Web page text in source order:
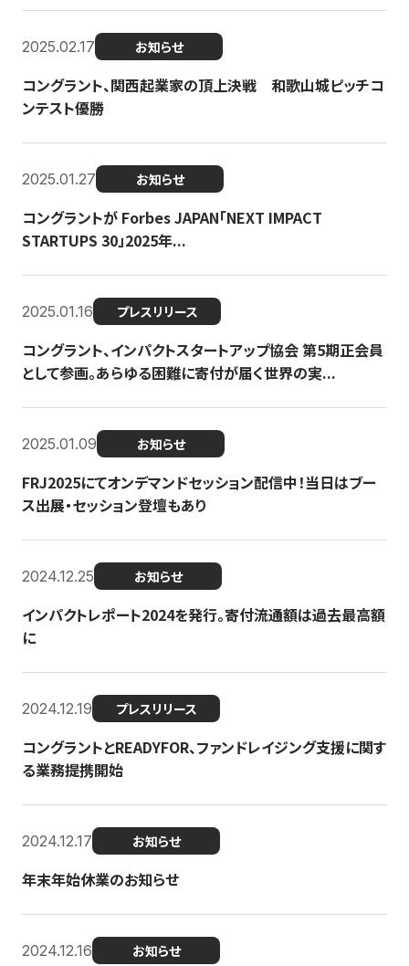
2025.02.17 お知らせ
コングラント、関西起業家の頂上決戦 和歌山城ピッチコ
ンテスト優勝
2025.01.27 お知らせ
コングラントが Forbes JAPAN「NEXT IMPACT
STARTUPS 30」2025年...
2025.01.16 プレスリリース
コングラント、インパクトスタートアップ協会 第5期正会員
として参画。あらゆる困難に寄付が届く世界の実...
2025.01.09 お知らせ
FRJ2025にてオンデマンドセッション配信中！当日はブー
ス出展・セッション登壇もあり
2024.12.25 お知らせ
インパクトレポート2024を発行。寄付流通額は過去最高額
に
2024.12.19 プレスリリース
コングラントとREADYFOR、ファンドレイジング支援に関す
る業務提携開始
2024.12.17 お知らせ
年末年始休業のお知らせ
2024.12.16 お知らせ